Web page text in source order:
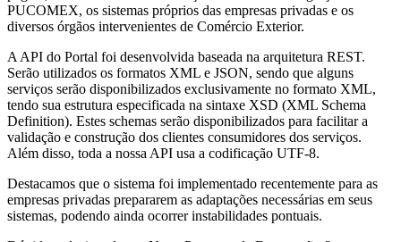
PUCOMEX, os sistemas próprios das empresas privadas e os
diversos órgãos intervenientes de Comércio Exterior.
A API do Portal foi desenvolvida baseada na arquitetura REST.
Serão utilizados os formatos XML e JSON, sendo que alguns
serviços serão disponibilizados exclusivamente no formato XML,
tendo sua estrutura especificada na sintaxe XSD (XML Schema
Definition). Estes schemas serão disponibilizados para facilitar a
validação e construção dos clientes consumidores dos serviços.
Além disso, toda a nossa API usa a codificação UTF-8.
Destacamos que o sistema foi implementado recentemente para as
empresas privadas prepararem as adaptações necessárias em seus
sistemas, podendo ainda ocorrer instabilidades pontuais.